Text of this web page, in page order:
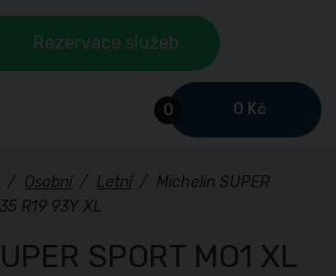
0 0 Kč
Rezervace služeb
/ Osobní / Letní / Michelin SUPER
R19 93Y XL
SPORT MO1 XL